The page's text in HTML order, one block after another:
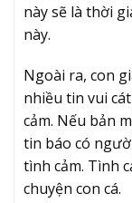
này sẽ là thời
này.
Ngoài ra, con
nhiều tin vui
cảm. Nếu bản
tin báo có
tình cảm. Tình
chuyện con cá.